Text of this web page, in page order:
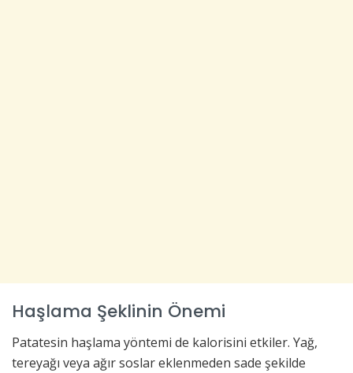
Haşlama Şeklinin Önemi
Patatesin haşlama yöntemi de kalorisini etkiler. Yağ,
tereyağı veya ağır soslar eklenmeden sade şekilde